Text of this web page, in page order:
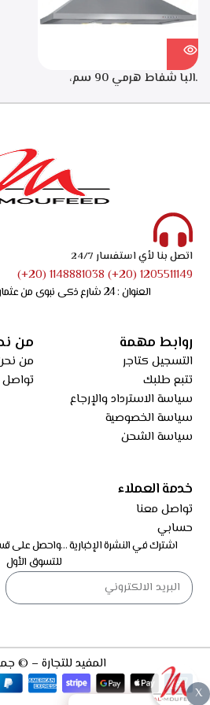
.البا شفاط هرمي 90 سم،
اتصل بنا لأي استفسار 24/7
1205511149 (20+) 1148881038 (20+)
العنوان : 24 شارع ذكى نبوى من عثمان محرم الهرم- الجيزه
روابط مهمة
التسجيل كتاجر
تتبع طلبك
سياسة الاسترداد والإرجاع
سياسة الخصوصية
سياسة الشحن
من
من
تواصل
خدمة العملاء
تواصل معنا
حسابي
للتسوق الأول
المفيد للتجارة – ©
X